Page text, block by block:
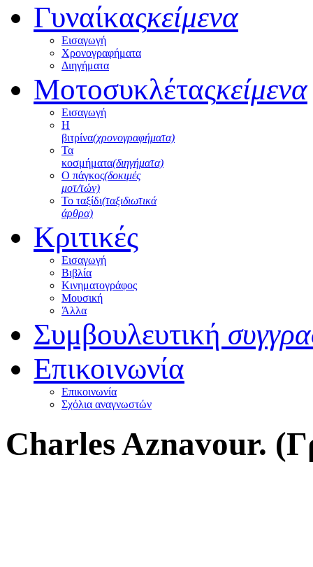
Γυναίκαςκείμενα
Εισαγωγή
Χρονογραφήματα
Διηγήματα
Μοτοσυκλέταςκείμενα
Εισαγωγή
Η
βιτρίνα(χρονογραφήματα)
Τα
κοσμήματα(διηγήματα)
Ο πάγκος(δοκιμές
μοτ/τών)
Το ταξίδι(ταξιδιωτικά
άρθρα)
Κριτικές
Εισαγωγή
Βιβλία
Κινηματογράφος
Μουσική
Άλλα
Συμβουλευτική
Επικοινωνία
Επικοινωνία
Σχόλια αναγνωστών
Charles Aznavour.